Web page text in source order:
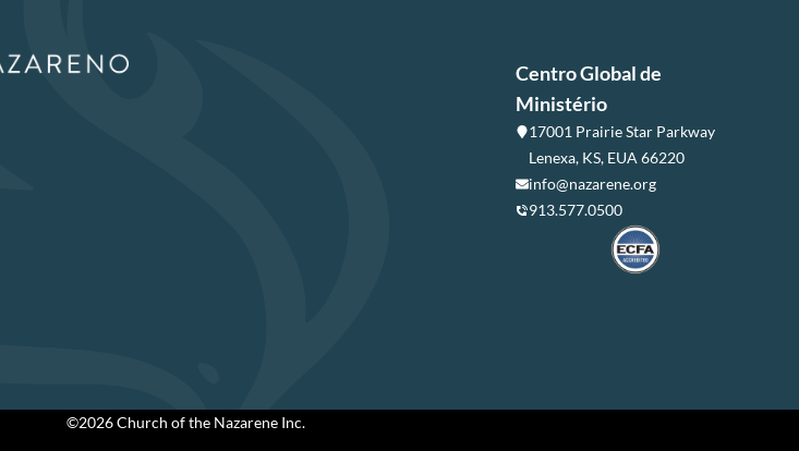
Centro Global de
Ministério
17001 Prairie Star Parkway
Lenexa, KS, EUA 66220
info@nazarene.org
913.577.0500
©2026 Church of the Nazarene Inc.